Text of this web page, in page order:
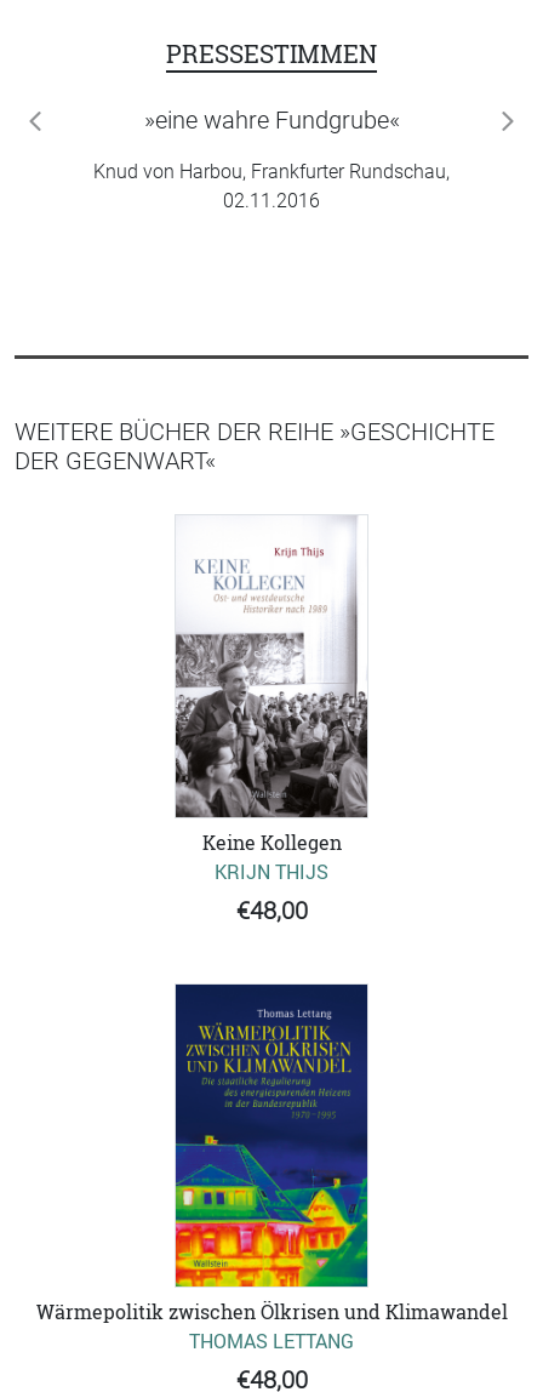
PRESSESTIMMEN
»eine wahre Fundgrube«
Knud von Harbou, Frankfurter Rundschau,
02.11.2016
zurück
WEITERE BÜCHER DER REIHE »GESCHICHTE
DER GEGENWART«
Keine Kollegen
KRIJN THIJS
€48,00
Wärmepolitik zwischen Ölkrisen und Klimawandel
THOMAS LETTANG
€48,00